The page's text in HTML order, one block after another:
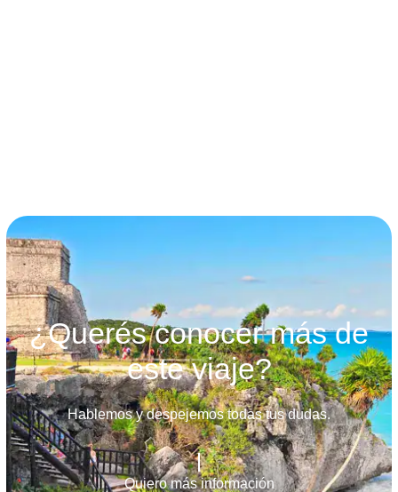
¿Querés conocer más de
este viaje?
Hablemos y despejemos todas tus dudas.
Quiero más información